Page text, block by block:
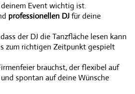
Event wichtig ist.
professionellen DJfür deine
der DJ die Tanzfläche lesen kann
zum richtigen Zeitpunkt gespielt
brauchst, der flexibel auf
spontan auf deine Wünsche